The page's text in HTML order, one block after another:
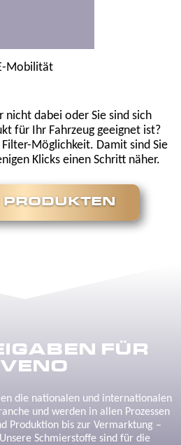
Mobilität
nicht dabei oder Sie sind sich
für Ihr Fahrzeug geeignet ist?
Möglichkeit. Damit sind Sie
Klicks einen Schritt näher.
FÜR
die nationalen und internationalen
und werden in allen Prozessen
Produktion bis zur Vermarktung –
Schmierstoffe sind für die